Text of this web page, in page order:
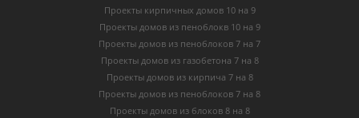
Проекты кирпичных домов 10 на 9
Проекты домов из пеноблокв 10 на 9
Проекты домов из пеноблоков 7 на 7
Проекты домов из газобетона 7 на 8
Проекты домов из кирпича 7 на 8
Проекты домов из пеноблоков 7 на 8
Проекты домов из блоков 8 на 8